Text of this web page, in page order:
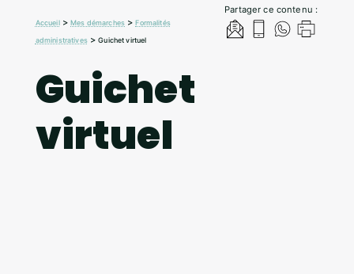
Partager ce contenu :
Accueil>Mes démarches >Formalités
administratives>Guichet virtuel
Guichet
virtuel